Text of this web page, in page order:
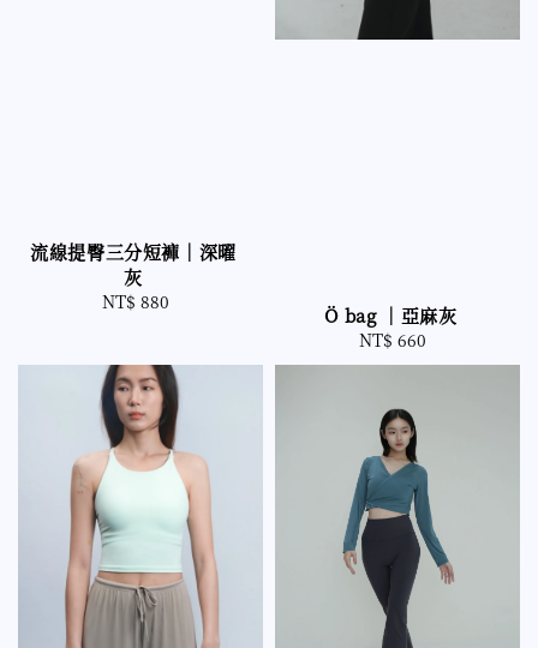
流線提臀三分短褲｜深曜
灰
Regular
NT$ 880
Ö bag ｜亞麻灰
Regular
price
NT$ 660